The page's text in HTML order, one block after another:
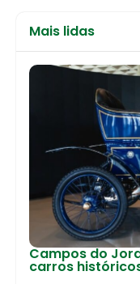
Mais lidas
Campos do
carros